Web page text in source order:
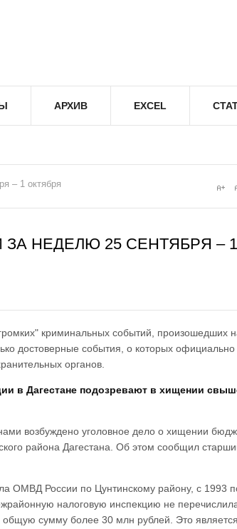
АРХИВ EXCEL
– 1 октября
НЕДЕЛЮ 25 СЕНТЯБРЯ – 1
криминальных событий, произошедших
достоверные события, о которых официально
органов.
в Дагестане подозревают в хищении
возбуждено уголовное дело о хищении
района Дагестана. Об этом сообщил
ОМВД России по Цунтинскому району, с 1993
налоговую инспекцию не
сумму более 30 млн рублей. Это является